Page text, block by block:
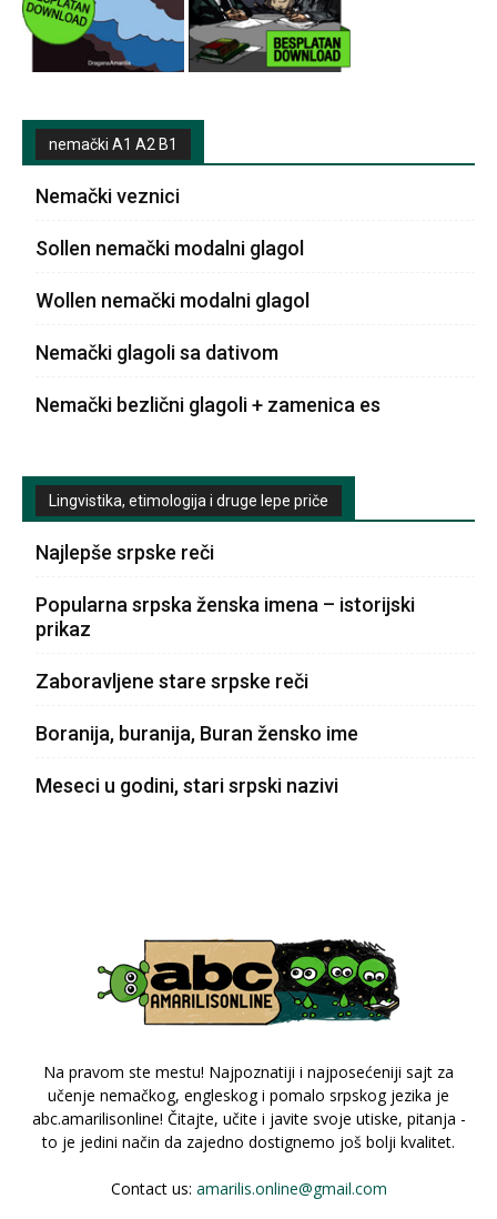
nemački A1 A2 B1
Nemački veznici
Sollen nemački modalni glagol
Wollen nemački modalni glagol
Nemački glagoli sa dativom
Nemački bezlični glagoli + zamenica es
Lingvistika, etimologija i druge lepe priče
Najlepše srpske reči
Popularna srpska ženska imena – istorijski
prikaz
Zaboravljene stare srpske reči
Boranija, buranija, Buran žensko ime
Meseci u godini, stari srpski nazivi
Na pravom ste mestu! Najpoznatiji i najposećeniji sajt za
učenje nemačkog, engleskog i pomalo srpskog jezika je
abc.amarilisonline! Čitajte, učite i javite svoje utiske, pitanja -
to je jedini način da zajedno dostignemo još bolji kvalitet.
Contact us: amarilis.online@gmail.com